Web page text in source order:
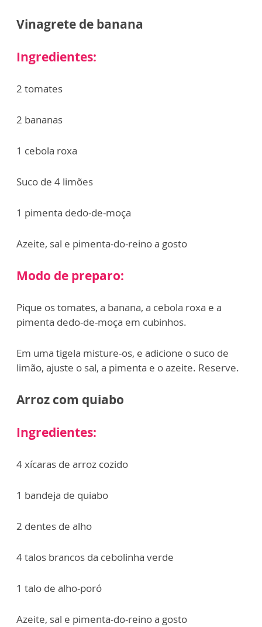
Vinagrete de banana
Ingredientes:
2 tomates
2 bananas
1 cebola roxa
Suco de 4 limões
1 pimenta dedo-de-moça
Azeite, sal e pimenta-do-reino a gosto
Modo de preparo:
Pique os tomates, a banana, a cebola roxa e a
pimenta dedo-de-moça em cubinhos.
Em uma tigela misture-os, e adicione o suco de
limão, ajuste o sal, a pimenta e o azeite. Reserve.
Arroz com quiabo
Ingredientes:
4 xícaras de arroz cozido
1 bandeja de quiabo
2 dentes de alho
4 talos brancos da cebolinha verde
1 talo de alho-poró
Azeite, sal e pimenta-do-reino a gosto